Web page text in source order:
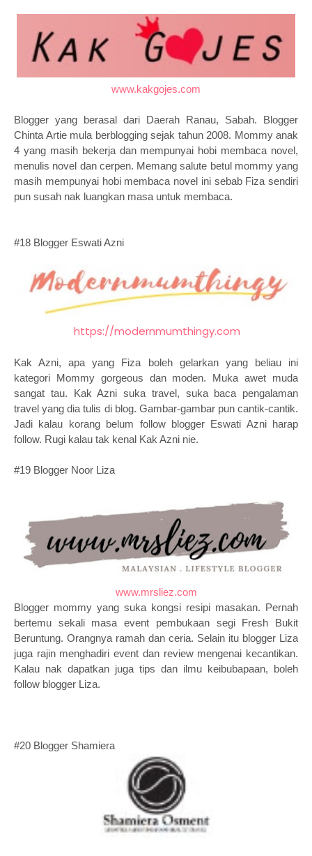
www.kakgojes.com
Blogger yang berasal dari Daerah Ranau, Sabah. Blogger
Chinta Artie mula berblogging sejak tahun 2008. Mommy anak
4 yang masih bekerja dan mempunyai hobi membaca novel,
menulis novel dan cerpen. Memang salute betul mommy yang
masih mempunyai hobi membaca novel ini sebab Fiza sendiri
pun susah nak luangkan masa untuk membaca.
#18 Blogger Eswati Azni
https://modernmumthingy.com
Kak Azni, apa yang Fiza boleh gelarkan yang beliau ini
kategori Mommy gorgeous dan moden. Muka awet muda
sangat tau. Kak Azni suka travel, suka baca pengalaman
travel yang dia tulis di blog. Gambar-gambar pun cantik-cantik.
Jadi kalau korang belum follow blogger Eswati Azni harap
follow. Rugi kalau tak kenal Kak Azni nie.
#19 Blogger Noor Liza
www.mrsliez.com
Blogger mommy yang suka kongsi resipi masakan. Pernah
bertemu sekali masa event pembukaan segi Fresh Bukit
Beruntung. Orangnya ramah dan ceria. Selain itu blogger Liza
juga rajin menghadiri event dan review mengenai kecantikan.
Kalau nak dapatkan juga tips dan ilmu keibubapaan, boleh
follow blogger Liza.
#20 Blogger Shamiera